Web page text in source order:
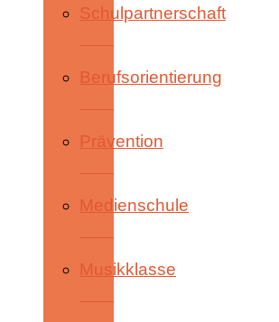
Schulpartnerschaft
Berufsorientierung
Prävention
Medienschule
Musikklasse